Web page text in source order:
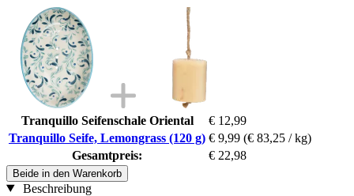
Tranquillo Seifenschale Oriental
€ 12,99
Tranquillo Seife, Lemongrass (120 g) € 9,99 (€ 83,25 / kg)
Gesamtpreis:
€ 22,98
Beide in den Warenkorb
Beschreibung